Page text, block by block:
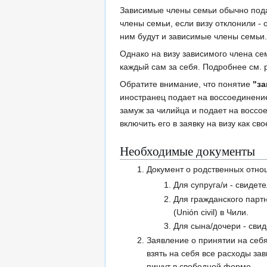
Зависимые члены семьи обычно
члены семьи, если визу отклонили -
ним будут и зависимые члены
Однако на визу зависимого члена
каждый сам за себя. Подробнее см.
Обратите внимание, что понятие
иностранец подает на
замуж за чилийца и подает на
включить его в заявку на визу как
Необходимые документы
Документ о родственных
Для супруга/и -
Для гражданского
(Unión civil) в Чили.
Для сына/дочери -
Заявление о принятии на
взять на себя все расходы